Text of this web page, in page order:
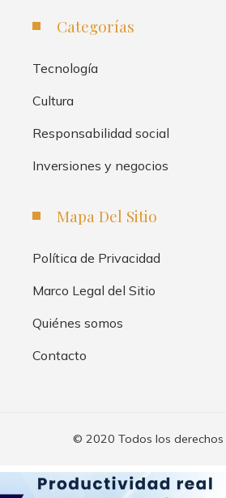
Categorías
Tecnología
Cultura
Responsabilidad social
Inversiones y negocios
Mapa Del Sitio
Política de Privacidad
Marco Legal del Sitio
Quiénes somos
Contacto
© 2020 Todos los derechos